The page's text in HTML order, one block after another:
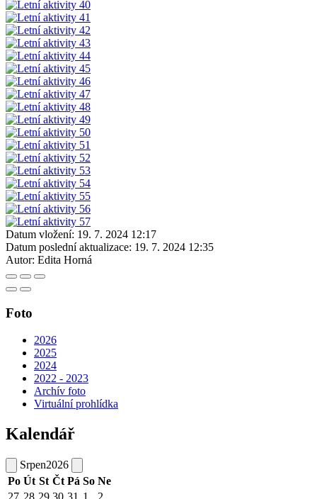
Datum vložení: 19. 7. 2024 12:17
Datum poslední aktualizace: 19. 7. 2024 12:35
Autor: Edita Horná
Foto
2026
2025
2024
2022 - 2023
Archív foto
Virtuální prohlídka
Kalendář
Srpen2026
Po Út St Čt Pá So Ne